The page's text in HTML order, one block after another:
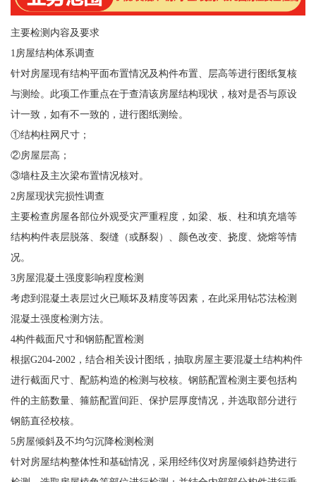
主要检测内容及要求
1房屋结构体系调查
针对房屋现有结构平面布置情况及构件布置、层高等进行图纸复核
与测绘。此项工作重点在于查清该房屋结构现状，核对是否与原设
计一致，如有不一致的，进行图纸测绘。
①结构柱网尺寸；
②房屋层高；
③墙柱及主次梁布置情况核对。
2房屋现状完损性调查
主要检查房屋各部位外观受灾严重程度，如梁、板、柱和填充墙等
结构构件表层脱落、裂缝（或酥裂）、颜色改变、挠度、烧熔等情
况。
3房屋混凝土强度影响程度检测
考虑到混凝土表层过火已顺坏及精度等因素，在此采用钻芯法检测
混凝土强度检测方法。
4构件截面尺寸和钢筋配置检测
根据G204-2002，结合相关设计图纸，抽取房屋主要混凝土结构构件
进行截面尺寸、配筋构造的检测与校核。钢筋配置检测主要包括构
件的主筋数量、箍筋配置间距、保护层厚度情况，并选取部分进行
钢筋直径校核。
5房屋倾斜及不均匀沉降检测检测
针对房屋结构整体性和基础情况，采用经纬仪对房屋倾斜趋势进行